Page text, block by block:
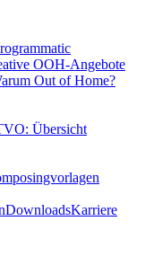
OOH-Angebote
Out of Home?
Übersicht
DownloadsKarriere